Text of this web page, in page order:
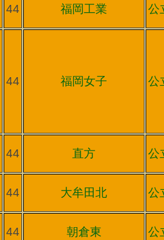
44 福岡工業 公
44 福岡女子 公
44 直方 公
44 大牟田北 公
44 朝倉東 公